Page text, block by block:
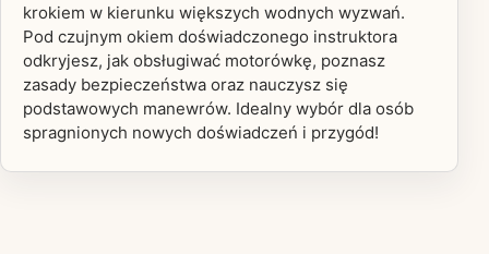
krokiem w kierunku większych wodnych wyzwań.
Pod czujnym okiem doświadczonego instruktora
odkryjesz, jak obsługiwać motorówkę, poznasz
zasady bezpieczeństwa oraz nauczysz się
podstawowych manewrów. Idealny wybór dla osób
spragnionych nowych doświadczeń i przygód!